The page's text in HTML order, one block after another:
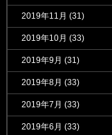
2019年11月 (31)
2019年10月 (33)
2019年9月 (31)
2019年8月 (33)
2019年7月 (33)
2019年6月 (33)